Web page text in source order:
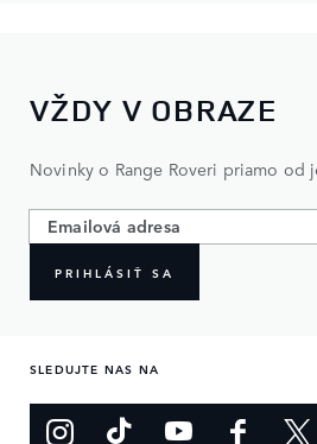
VŽDY V OBRAZE
Novinky o Range Roveri priamo od
PRIHLÁSIŤ SA
SLEDUJTE NAS NA